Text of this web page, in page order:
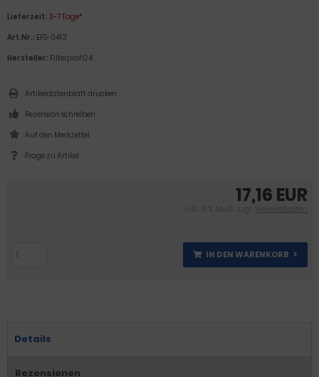
17,16 EUR
inkl. 19 % MwSt. zzgl. Versandkosten
IN DEN WARENKORB
Lieferzeit: 3-7 Tage*
Art.Nr.: EFS-0413
Hersteller: Filterprofi24
Artikeldatenblatt drucken
Rezension schreiben
Frage zu Artikel
Details
Rezensionen